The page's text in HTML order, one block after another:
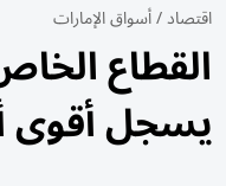
اقتصاد/أسواق الإمارات
القطاع
يسجل أقوى